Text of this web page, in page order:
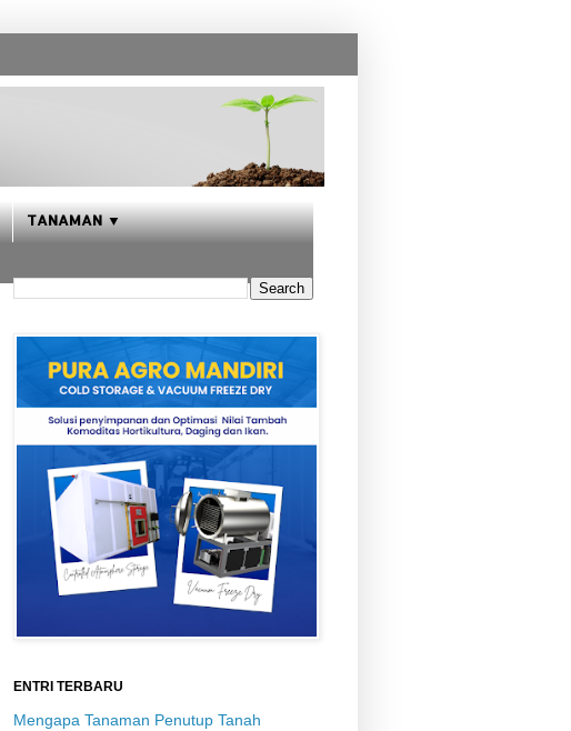
TANAMAN ▼
ENTRI TERBARU
Mengapa Tanaman Penutup Tanah